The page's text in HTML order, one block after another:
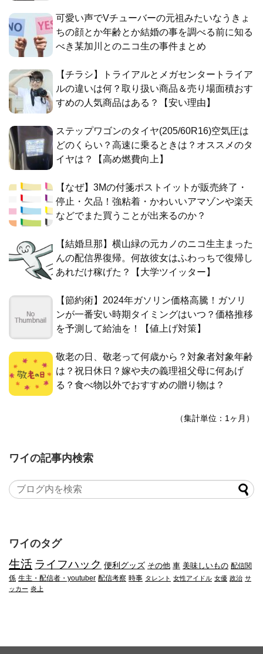
可愛い声でVチューバーの元祖みたいなうきょ
ちの顔とか年齢とか結婚の事を調べる前に知る
べき某加川とのニコ生の事件まとめ
【チラシ】トライアルとメガセンタートライア
ルの違いは何？取り扱い商品＆売り場面積おす
すめの人気商品はある？【安い理由】
ステップワゴンのタイヤ(205/60R16)空気圧は
どのくらい？高速に乗るときは？オススメのタ
イヤは？【高め燃費向上】
【なぜ】3Mの付箋ポストイットが販売終了・
停止・欠品！強粘着・かわいいアマゾンや楽天
などでまた買うことが出来るのか？
【結婚旦那】横山緑の元カノのニコ生主まった
んの配信界復帰。何故彼女はふわっちで復帰し
あれだけ稼げた？【大学ツイッター】
【節約術】2024年ガソリン価格高騰！ガソリ
ンが一番安い時期タイミングはいつ？価格推移
を予測して給油を！【値上げ対策】
敬老の日、敬老って何歳から？対象者対象年齢
は？祝日休日？嫁や夫の義理祖父母に何あげ
る？食べ物以外でおすすめの贈り物は？
（集計単位：1ヶ月）
ワイの記事内検索
ワイのタグ
生活 ライフハック 便利グッズ その他 車 美味しいもの 配信関
係 生主・配信者・youtuber 配信考察 時事 タレント 女性アイドル 女優 政治 サ
ッカー 炎上